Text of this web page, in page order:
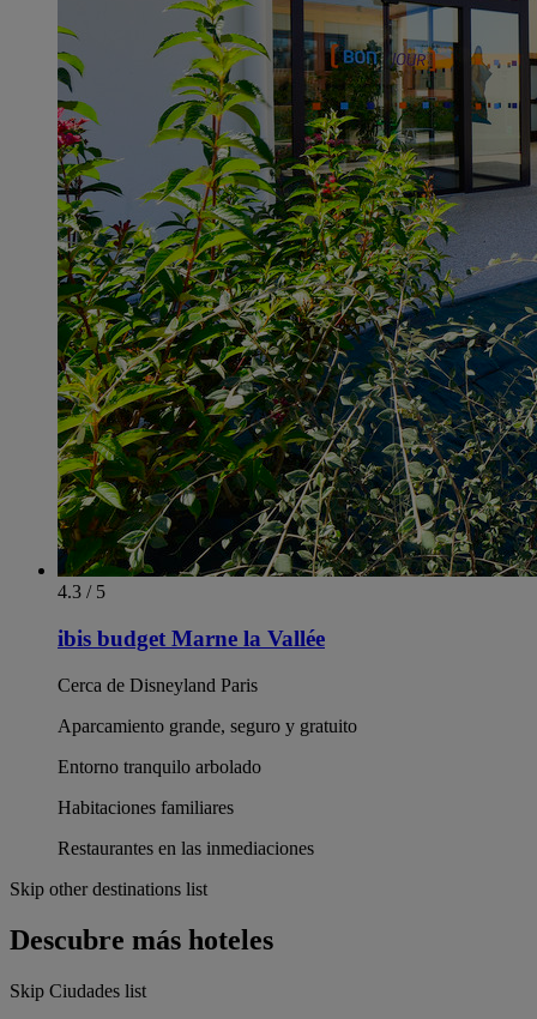
4.3 / 5
ibis budget Marne la Vallée
Cerca de Disneyland Paris
Aparcamiento grande, seguro y gratuito
Entorno tranquilo arbolado
Habitaciones familiares
Restaurantes en las inmediaciones
Skip other destinations list
Descubre más hoteles
Skip Ciudades list